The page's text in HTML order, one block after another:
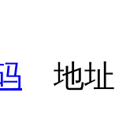
地址